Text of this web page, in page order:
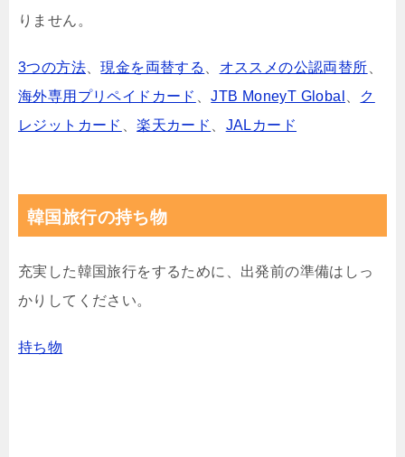
りません。
3つの方法 、現金を両替する オススメの公認両替所
海外専用プリペイドカード
、JTB MoneyT Global
ク
レジットカード
、楽天カード JALカード
韓国旅行の持ち物
充実した韓国旅行をするために、出発前の準備はしっ
かりしてください。
持ち物